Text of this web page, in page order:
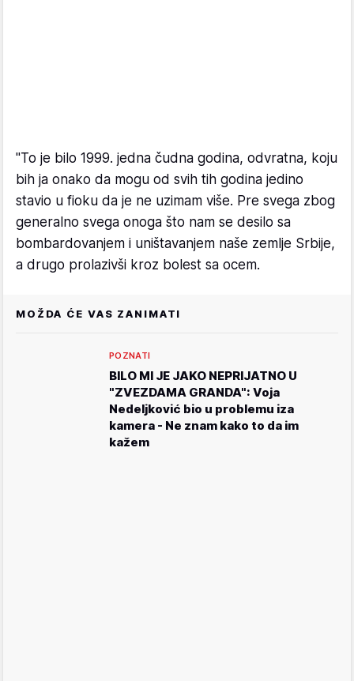
"To je bilo 1999. jedna čudna godina, odvratna, koju
bih ja onako da mogu od svih tih godina jedino
stavio u fioku da je ne uzimam više. Pre svega zbog
generalno svega onoga što nam se desilo sa
bombardovanjem i uništavanjem naše zemlje Srbije,
a drugo prolazivši kroz bolest sa ocem.
MOŽDA ĆE VAS ZANIMATI
POZNATI
BILO MI JE JAKO NEPRIJATNO U
"ZVEZDAMA GRANDA": Voja
Nedeljković bio u problemu iza
kamera - Ne znam kako to da im
kažem